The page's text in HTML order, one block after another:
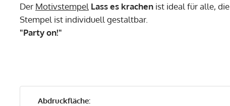
Der Motivstempel Lass es krachen ist ideal für alle,
Stempel ist individuell gestaltbar.
"Party on!"
Abdruckfläche: